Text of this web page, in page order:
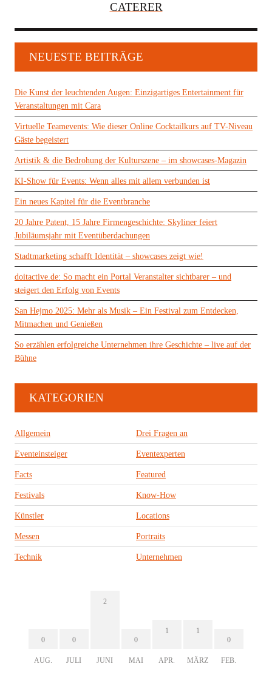
CATERER
NEUESTE BEITRÄGE
Die Kunst der leuchtenden Augen: Einzigartiges Entertainment für
Veranstaltungen mit Cara
Virtuelle Teamevents: Wie dieser Online Cocktailkurs auf TV-Niveau
Gäste begeistert
Artistik & die Bedrohung der Kulturszene – im showcases-Magazin
KI-Show für Events: Wenn alles mit allem verbunden ist
Ein neues Kapitel für die Eventbranche
20 Jahre Patent, 15 Jahre Firmengeschichte: Skyliner feiert
Jubiläumsjahr mit Eventüberdachungen
Stadtmarketing schafft Identität – showcases zeigt wie!
doitactive.de: So macht ein Portal Veranstalter sichtbarer – und
steigert den Erfolg von Events
San Hejmo 2025: Mehr als Musik – Ein Festival zum Entdecken,
Mitmachen und Genießen
So erzählen erfolgreiche Unternehmen ihre Geschichte – live auf der
Bühne
KATEGORIEN
Allgemein Drei Fragen an
Eventeinsteiger Eventexperten
Facts Featured
Festivals Know-How
Künstler Locations
Messen Portraits
Technik Unternehmen
0
AUG.
0
JULI
2
JUNI
0
MAI
1
APR.
1
MÄRZ
0
FEB.